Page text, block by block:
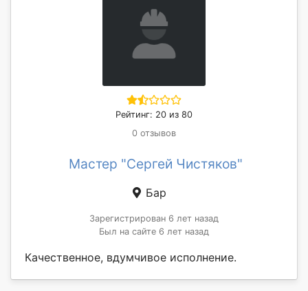
Рейтинг: 20 из 80
0 отзывов
Мастер "Сергей Чистяков"
Бар
Зарегистрирован 6 лет назад
Был на сайте 6 лет назад
Качественное, вдумчивое исполнение.